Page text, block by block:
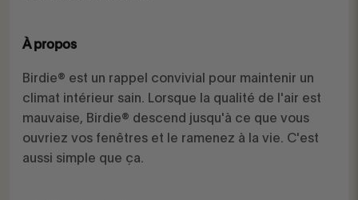
À propos
Birdie® est un rappel convivial pour maintenir un
climat intérieur sain. Lorsque la qualité de l'air est
mauvaise, Birdie® descend jusqu'à ce que vous
ouvriez vos fenêtres et le ramenez à la vie. C'est
aussi simple que ça.